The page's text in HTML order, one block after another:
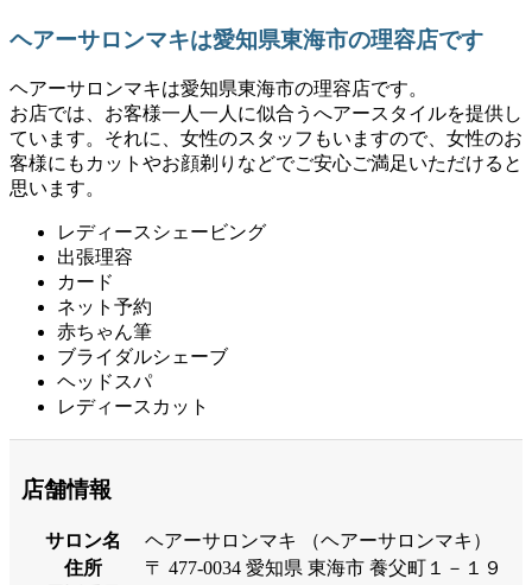
ヘアーサロンマキは愛知県東海市の理容店です
ヘアーサロンマキは愛知県東海市の理容店です。
お店では、お客様一人一人に似合うへアースタイルを提供し
ています。それに、女性のスタッフもいますので、女性のお
客様にもカットやお顔剃りなどでご安心ご満足いただけると
思います。
レディースシェービング
出張理容
カード
ネット予約
赤ちゃん筆
ブライダルシェーブ
ヘッドスパ
レディースカット
店舗情報
サロン名
ヘアーサロンマキ （ヘアーサロンマキ）
住所
〒 477-0034 愛知県 東海市 養父町１－１９